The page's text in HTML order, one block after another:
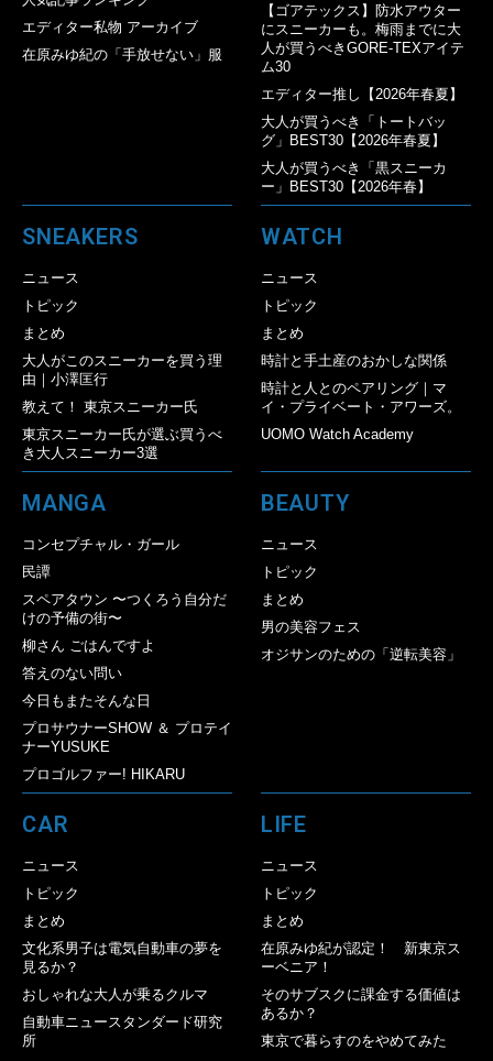
エディター私物 アーカイブ
在原みゆ紀の「手放せない」服
【ゴアテックス】防水アウター
にスニーカーも。梅雨までに大
人が買うべきGORE-TEXアイテ
ム30
エディター推し【2026年春夏】
大人が買うべき「トートバッ
グ」BEST30【2026年春夏】
大人が買うべき「黒スニーカ
ー」BEST30【2026年春】
SNEAKERS
ニュース
トピック
まとめ
大人がこのスニーカーを買う理
由｜小澤匡行
教えて！ 東京スニーカー氏
東京スニーカー氏が選ぶ買うべ
き大人スニーカー3選
WATCH
ニュース
トピック
まとめ
時計と手土産のおかしな関係
時計と人とのペアリング｜マ
イ・プライベート・アワーズ。
UOMO Watch Academy
MANGA
コンセプチャル・ガール
民譚
スペアタウン 〜つくろう自分だ
けの予備の街〜
柳さん ごはんですよ
答えのない問い
今日もまたそんな日
プロサウナーSHOW ＆ プロテイ
ナーYUSUKE
プロゴルファー! HIKARU
BEAUTY
ニュース
トピック
まとめ
男の美容フェス
オジサンのための「逆転美容」
CAR
ニュース
トピック
まとめ
文化系男子は電気自動車の夢を
見るか？
おしゃれな大人が乗るクルマ
自動車ニュースタンダード研究
所
LIFE
ニュース
トピック
まとめ
在原みゆ紀が認定！ 新東京ス
ーベニア！
そのサブスクに課金する価値は
あるか？
東京で暮らすのをやめてみた